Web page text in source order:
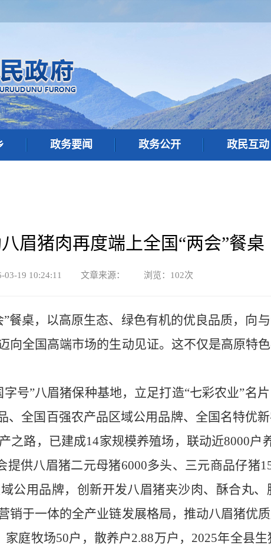
政务要闻 政务公开 政民互动
眉猪肉再度端上全国“两会”餐桌
03-19 10:24:11 文章来源： 浏览： 102次
”餐桌，以高原生态、绿色有机的优良品质，向
向全国高端市场的生动见证。这不仅是高原特
字号”八眉猪保种基地，立足打造“七彩农业”名
、全国百强农产品区域公用品牌、全国名特优
之路，已建成14家规模养殖场，联动近8000户
提供八眉猪二元母猪6000多头、三元商品仔猪
公用品牌，创新开发八眉猪夹沙肉、酥合丸
销于一体的全产业链发展格局，推动八眉猪优
家庭牧场50户，散养户2.88万户， 2025年全县生